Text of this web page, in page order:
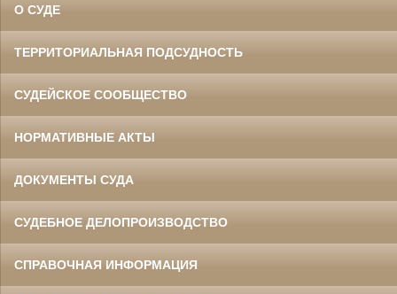
О СУДЕ
ТЕРРИТОРИАЛЬНАЯ ПОДСУДНОСТЬ
СУДЕЙСКОЕ СООБЩЕСТВО
НОРМАТИВНЫЕ АКТЫ
ДОКУМЕНТЫ СУДА
СУДЕБНОЕ ДЕЛОПРОИЗВОДСТВО
СПРАВОЧНАЯ ИНФОРМАЦИЯ